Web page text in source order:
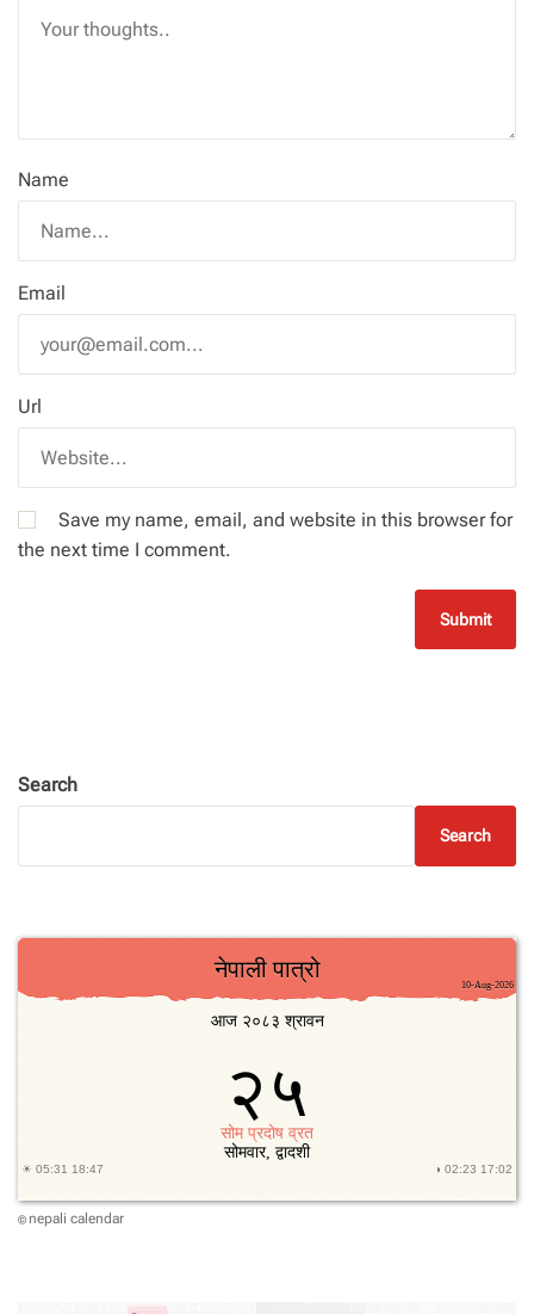
Name
Email
Url
Save my name, email, and website in this browser for
the next time I comment.
Search
Search
© nepali calendar